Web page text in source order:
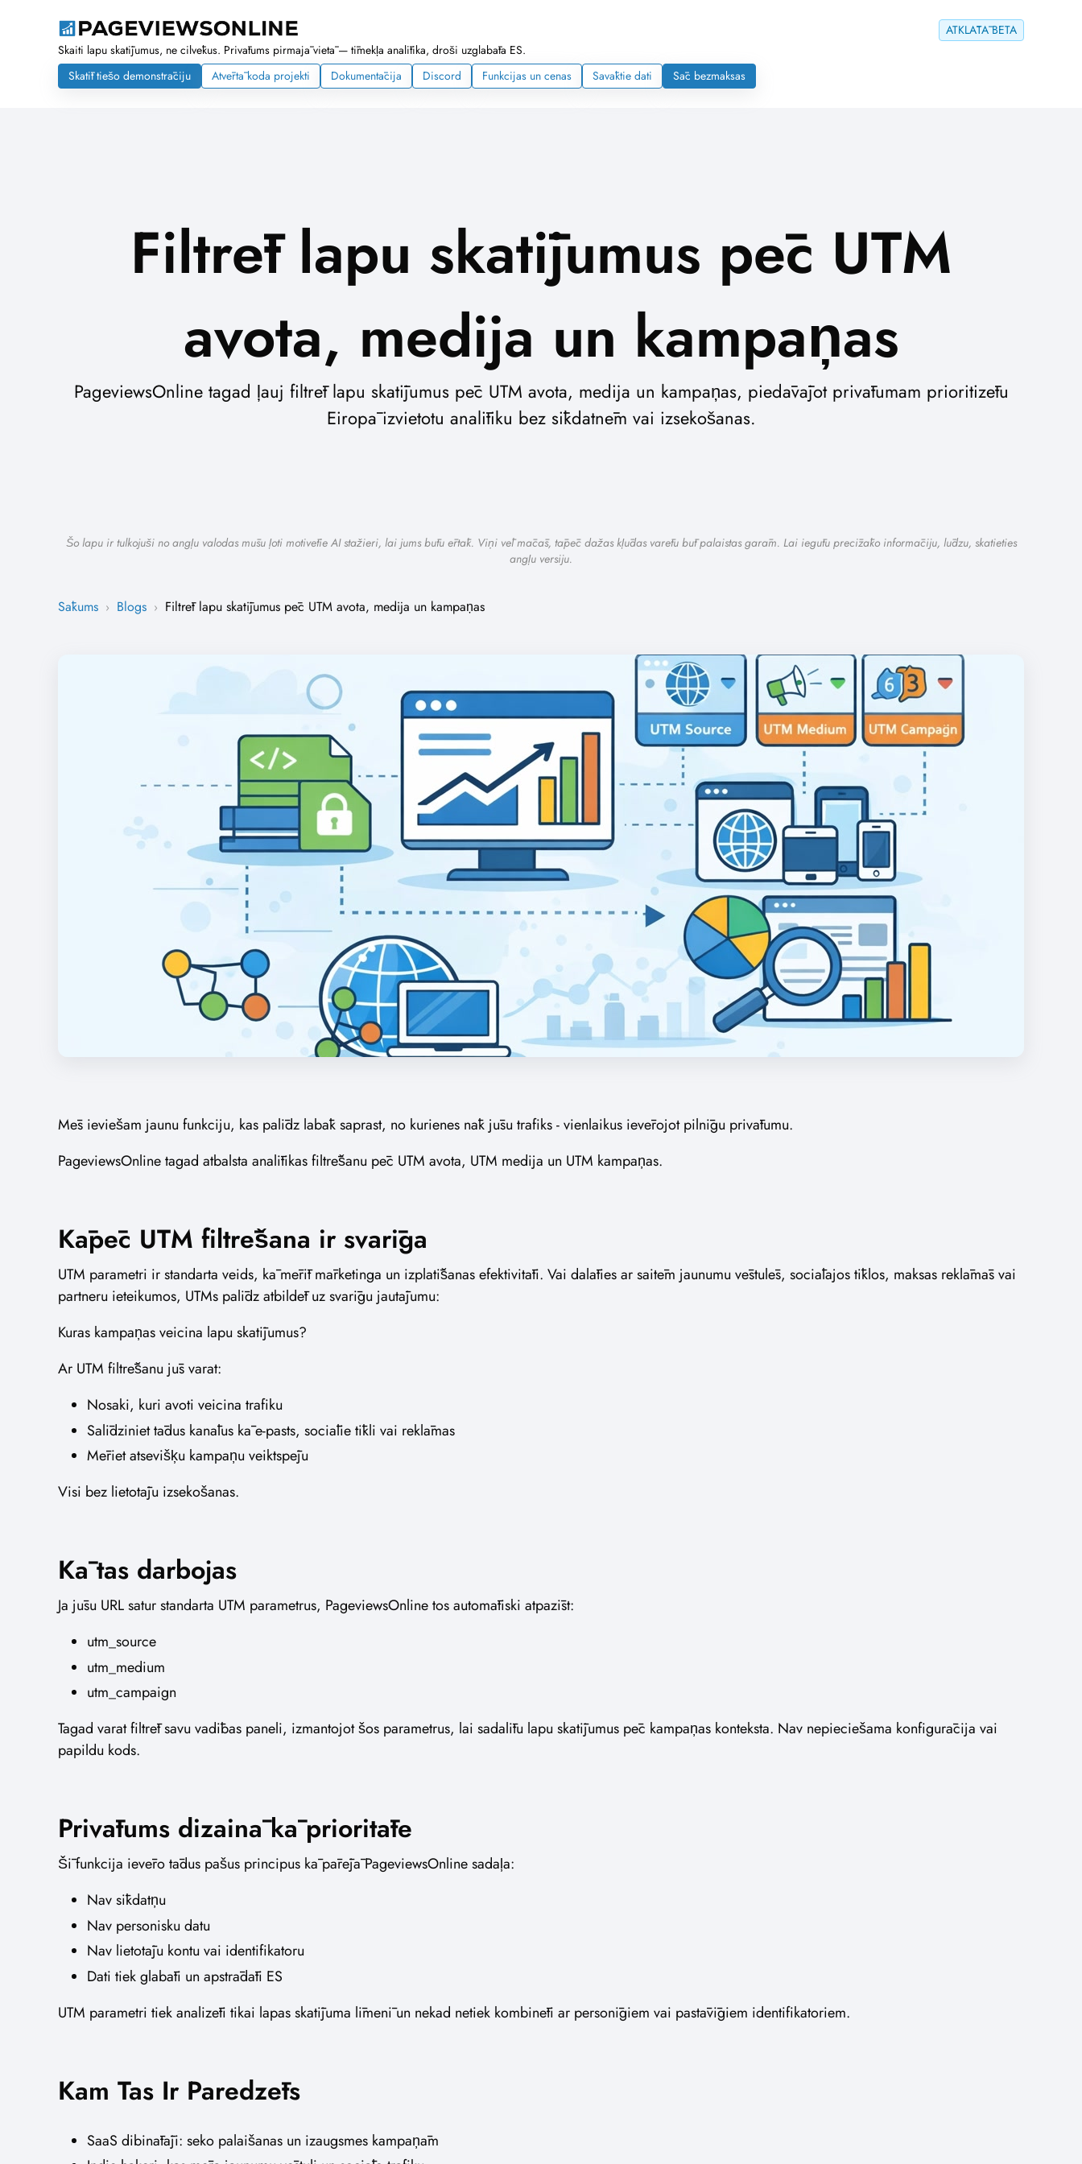
ATKLĀTĀ BETA
Skaiti lapu skatījumus, ne cilvēkus. Privātums pirmajā vietā — tīmekļa analītika, droši uzglabāta ES.
Skatīt tiešo demonstrāciju
Atvērtā koda projekti Dokumentācija Discord Funkcijas un cenas Savāktie dati Sāc bezmaksas
Filtrēt lapu skatījumus pēc UTM
avota, medija un kampaņas
PageviewsOnline tagad ļauj filtrēt lapu skatījumus pēc UTM avota, medija un kampaņas, piedāvājot privātumam prioritizētu
Eiropā izvietotu analītiku bez sīkdatnēm vai izsekošanas.
Šo lapu ir tulkojuši no angļu valodas mūsu ļoti motivētie AI stažieri, lai jums būtu ērtāk. Viņi vēl mācās, tāpēc dažas kļūdas varētu būt palaistas garām. Lai iegūtu precīzāko informāciju, lūdzu, skatieties
angļu versiju.
Sākums › Blogs › Filtrēt lapu skatījumus pēc UTM avota, medija un kampaņas
Mēs ieviešam jaunu funkciju, kas palīdz labāk saprast, no kurienes nāk jūsu trafiks - vienlaikus ievērojot pilnīgu privātumu.
PageviewsOnline tagad atbalsta analītikas filtrēšanu pēc UTM avota, UTM medija un UTM kampaņas.
Kāpēc UTM filtrēšana ir svarīga
UTM parametri ir standarta veids, kā mērīt mārketinga un izplatīšanas efektivitāti. Vai dalāties ar saitēm jaunumu vēstulēs, sociālajos tīklos, maksas reklāmās vai
partneru ieteikumos, UTMs palīdz atbildēt uz svarīgu jautājumu:
Kuras kampaņas veicina lapu skatījumus?
Ar UTM filtrēšanu jūs varat:
Nosaki, kuri avoti veicina trafiku
Salīdziniet tādus kanālus kā e-pasts, sociālie tīkli vai reklāmas
Mēriet atsevišķu kampaņu veiktspēju
Visi bez lietotāju izsekošanas.
Kā tas darbojas
Ja jūsu URL satur standarta UTM parametrus, PageviewsOnline tos automātiski atpazīst:
utm_source
utm_medium
utm_campaign
Tagad varat filtrēt savu vadības paneli, izmantojot šos parametrus, lai sadalītu lapu skatījumus pēc kampaņas konteksta. Nav nepieciešama konfigurācija vai
papildu kods.
Privātums dizainā kā prioritāte
Šī funkcija ievēro tādus pašus principus kā pārējā PageviewsOnline sadaļa:
Nav sīkdatņu
Nav personisku datu
Nav lietotāju kontu vai identifikatoru
Dati tiek glabāti un apstrādāti ES
UTM parametri tiek analizēti tikai lapas skatījuma līmenī un nekad netiek kombinēti ar personīgiem vai pastāvīgiem identifikatoriem.
Kam Tas Ir Paredzēts
SaaS dibinātāji: seko palaišanas un izaugsmes kampaņām